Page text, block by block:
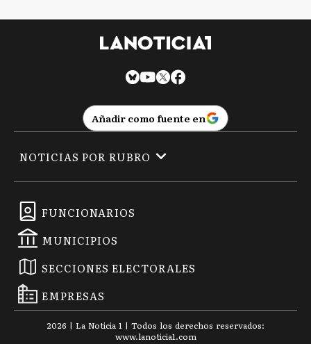
Añadir como fuente en
FUNCIONARIOS
MUNICIPIOS
SECCIONES ELECTORALES
EMPRESAS
NOTICIAS POR RUBRO
2026 | La Noticia 1 | Todos los derechos reservados:
www.lanoticia1.com